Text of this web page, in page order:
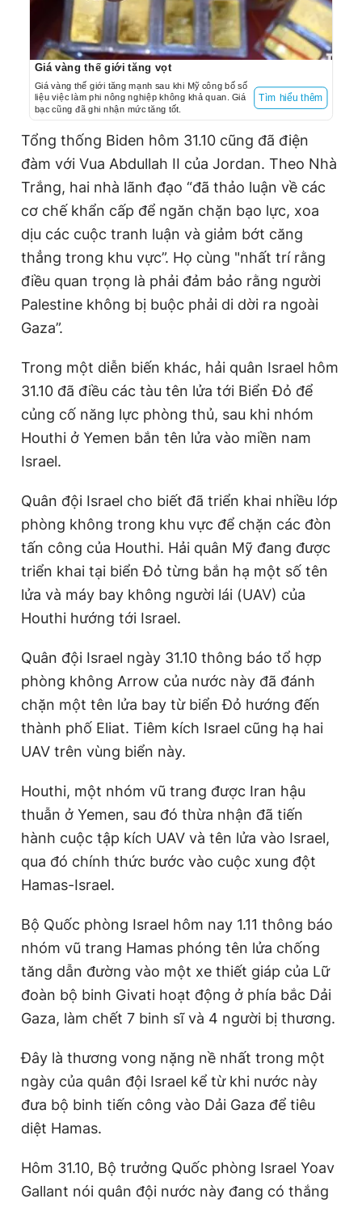
Giá vàng thế giới tăng vọt
Giá vàng thế giới tăng mạnh sau khi Mỹ công bố số
liệu việc làm phi nông nghiệp không khả quan. Giá
bạc cũng đã ghi nhận mức tăng tốt.
Tìm hiểu thêm
Tổng thống Biden hôm 31.10 cũng đã điện
đàm với Vua Abdullah II của Jordan. Theo Nhà
Trắng, hai nhà lãnh đạo “đã thảo luận về các
cơ chế khẩn cấp để ngăn chặn bạo lực, xoa
dịu các cuộc tranh luận và giảm bớt căng
thẳng trong khu vực”. Họ cùng "nhất trí rằng
điều quan trọng là phải đảm bảo rằng người
Palestine không bị buộc phải di dời ra ngoài
Gaza”.
Trong một diễn biến khác, hải quân Israel hôm
31.10 đã điều các tàu tên lửa tới Biển Đỏ để
củng cố năng lực phòng thủ, sau khi nhóm
Houthi ở Yemen bắn tên lửa vào miền nam
Israel.
Quân đội Israel cho biết đã triển khai nhiều lớp
phòng không trong khu vực để chặn các đòn
tấn công của Houthi. Hải quân Mỹ đang được
triển khai tại biển Đỏ từng bắn hạ một số tên
lửa và máy bay không người lái (UAV) của
Houthi hướng tới Israel.
Quân đội Israel ngày 31.10 thông báo tổ hợp
phòng không Arrow của nước này đã đánh
chặn một tên lửa bay từ biển Đỏ hướng đến
thành phố Eliat. Tiêm kích Israel cũng hạ hai
UAV trên vùng biển này.
Houthi, một nhóm vũ trang được Iran hậu
thuẫn ở Yemen, sau đó thừa nhận đã tiến
hành cuộc tập kích UAV và tên lửa vào Israel,
qua đó chính thức bước vào cuộc xung đột
Hamas-Israel.
Bộ Quốc phòng Israel hôm nay 1.11 thông báo
nhóm vũ trang Hamas phóng tên lửa chống
tăng dẫn đường vào một xe thiết giáp của Lữ
đoàn bộ binh Givati hoạt động ở phía bắc Dải
Gaza, làm chết 7 binh sĩ và 4 người bị thương.
Đây là thương vong nặng nề nhất trong một
ngày của quân đội Israel kể từ khi nước này
đưa bộ binh tiến công vào Dải Gaza để tiêu
diệt Hamas.
Hôm 31.10, Bộ trưởng Quốc phòng Israel Yoav
Gallant nói quân đội nước này đang có thắng